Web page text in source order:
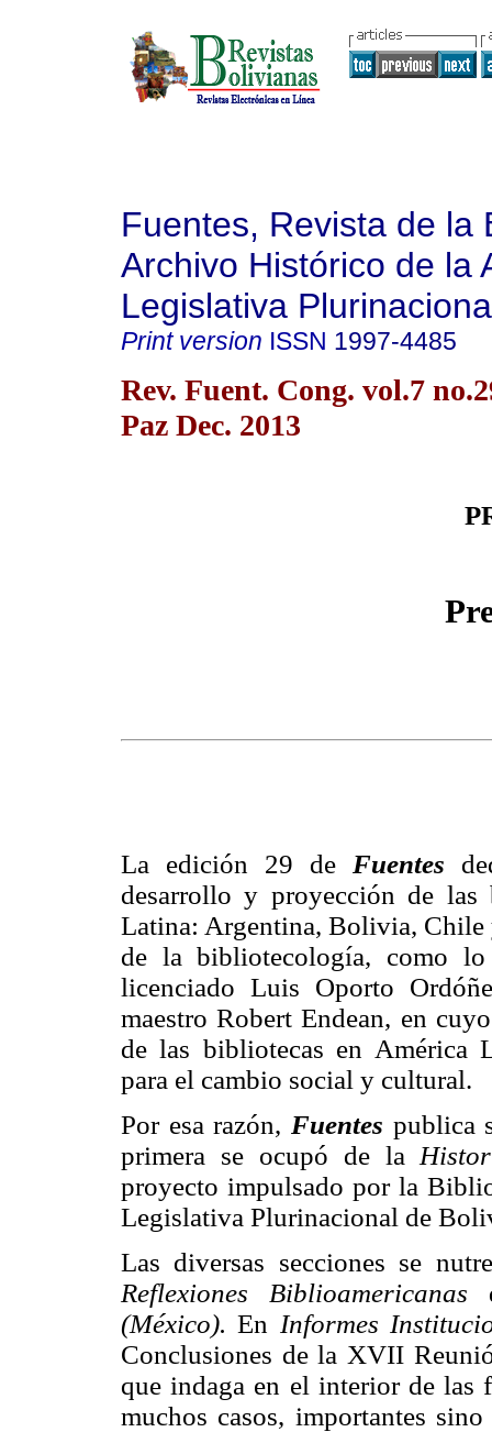
Fuentes, Revista de la
Archivo Histórico de la
Legislativa
Print version ISSN 1997-4485
Rev. Fuent. Cong. vol.7
Paz Dec. 2013
La edición 29 de Fuentes
desarrollo y proyección de las
Latina: Argentina, Bolivia, Chile
de la bibliotecología, como
licenciado Luis Oporto
maestro Robert Endean, en
de las bibliotecas en América
para el cambio social y cultural.
Por esa razón, Fuentes publica
primera se ocupó de la
proyecto impulsado por la
Legislativa Plurinacional de
Las diversas secciones se
Reflexiones Biblioamericanas
(México).En Informes
Conclusiones de la XVII
que indaga en el interior de las
muchos casos, importantes